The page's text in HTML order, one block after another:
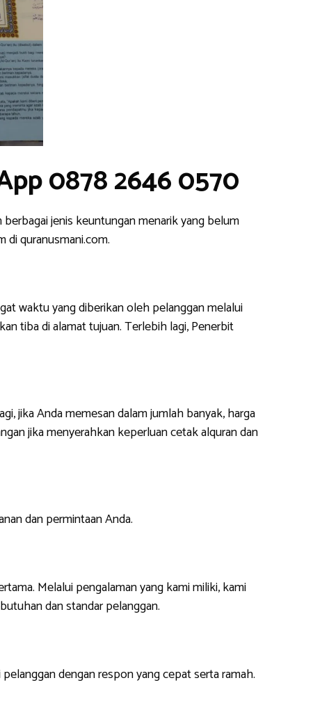
0878 2646 0570
jenis keuntungan menarik yang belum
di quranusmani.com.
waktu yang diberikan oleh pelanggan melalui
tiba di alamat tujuan. Terlebih lagi, Penerbit
jika Anda memesan dalam jumlah banyak, harga
jika menyerahkan keperluan cetak alquran dan
dan permintaan Anda.
Melalui pengalaman yang kami miliki, kami
dan standar pelanggan.
dengan respon yang cepat serta ramah.